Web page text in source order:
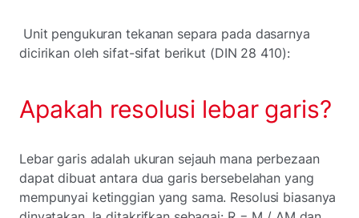
Unit pengukuran tekanan separa pada dasarnya
dicirikan oleh sifat-sifat berikut (DIN 28 410):
Apakah resolusi lebar garis?
Lebar garis adalah ukuran sejauh mana perbezaan
dapat dibuat antara dua garis bersebelahan yang
mempunyai ketinggian yang sama. Resolusi biasanya